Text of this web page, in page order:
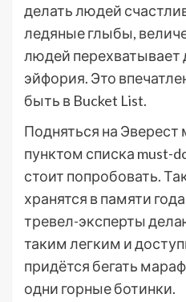
делать людей
ледяные глыбы,
людей перехватывает
эйфория. Это
быть в Bucket List.
Подняться на Эверест
пунктом списка must-
стоит попробовать.
хранятся в памяти
тревел-эксперты
таким легким и
придётся бегать
одни горные ботинки.